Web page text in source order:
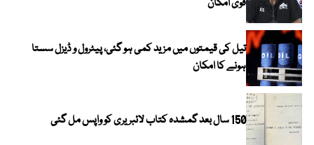
قوی امکان
تیل کی قیمتوں میں مزید کمی ہو گئی، پیٹرول و ڈیزل سستا
ہونے کا امکان
150 سال بعد گمشدہ کتاب لائبریری کو واپس مل گئی